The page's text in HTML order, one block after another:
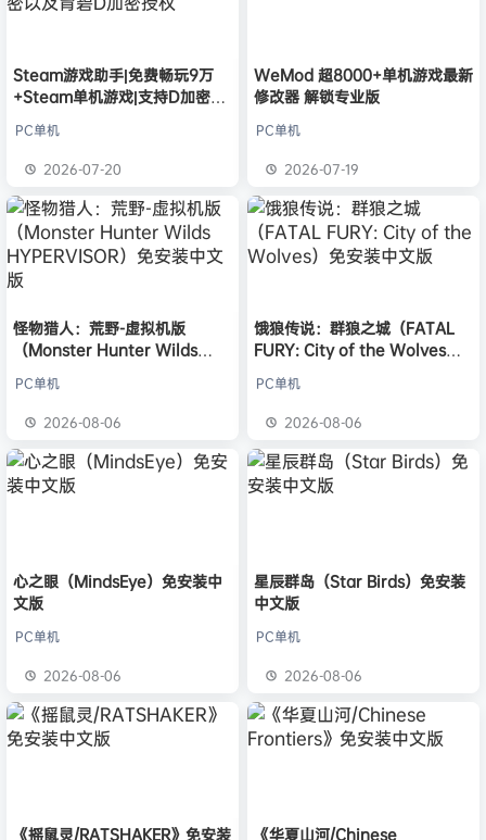
l***g 签到获取
欢迎w******g 加入本站 8月4日
欢迎D****Z 加入本站 13小时前
15小时前
8月6日
Steam游戏助手|免费畅玩9万
+Steam单机游戏|支持D加密以
PC单机
2026-07-20
WeMod 超8000+单机游戏最新
修改器 解锁专业版
PC单机
2026-07-19
怪物猎人：荒野-虚拟机版
（Monster Hunter Wilds
PC单机
2026-08-06
饿狼传说：群狼之城（FATAL
FURY: City of the Wolves）
PC单机
2026-08-06
心之眼（MindsEye）免安装中
文版
PC单机
2026-08-06
星辰群岛（Star Birds）免安装
中文版
PC单机
2026-08-06
《摇鼠灵/RATSHAKER》免安装
《华夏山河/Chinese